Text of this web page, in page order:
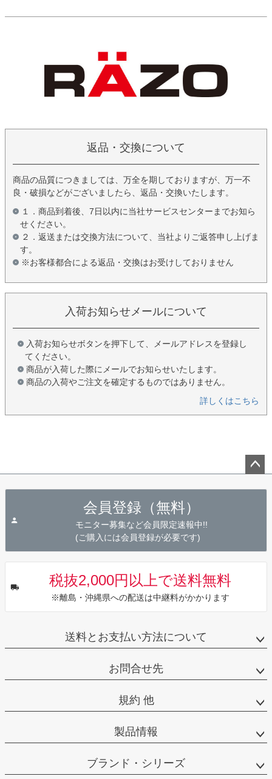
返品・交換について
商品の品質につきましては、万全を期しておりますが、万一不
良・破損などがございましたら、返品・交換いたします。
１．商品到着後、7日以内に当社サービスセンターまでお知ら
せください。
２．返送または交換方法について、当社よりご返答申し上げま
す。
※お客様都合による返品・交換はお受けしておりません
入荷お知らせメールについて
入荷お知らせボタンを押下して、メールアドレスを登録し
てください。
商品が入荷した際にメールでお知らせいたします。
商品の入荷やご注文を確定するものではありません。
詳しくはこちら
会員登録（無料）
モニター募集など会員限定速報中!!
(ご購入には会員登録が必要です)
税抜2,000円以上で送料無料
※離島・沖縄県への配送は中継料がかかります
送料とお支払い方法について
お問合せ先
規約 他
製品情報
ブランド・シリーズ